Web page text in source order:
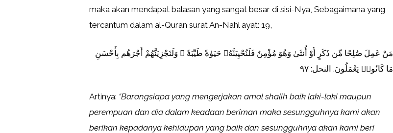
maka akan mendapat balasan yang sangat besar di sisi-Nya, Sebagaimana yang
tercantum dalam al-Quran surat An-Nahl ayat: 19,
مَنْ عَمِلَ صَٰلِحًا مِّن ذَكَرٍ أَوْ أُنثَىٰ وَهُوَ مُؤْمِنٌ فَلَنُحْيِيَنَّهُۥ حَيَوٰةً طَيِّبَةً ۖ وَلَنَجْزِيَنَّهُمْ أَجْرَهُم بِأَحْسَنِ
مَا كَانُوا۟ يَعْمَلُونَ. النحل: ٩٧
Artinya: “Barangsiapa yang mengerjakan amal shalih baik laki-laki maupun
perempuan dan dia dalam keadaan beriman maka sesungguhnya kami akan
berikan kepadanya kehidupan yang baik dan sesungguhnya akan kami beri